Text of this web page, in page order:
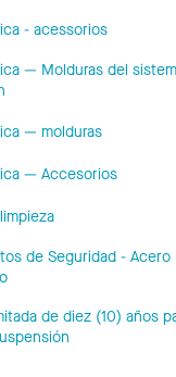
- acessorios
— Molduras del
— molduras
— Accesorios
de Seguridad - Acero
de diez (10) años